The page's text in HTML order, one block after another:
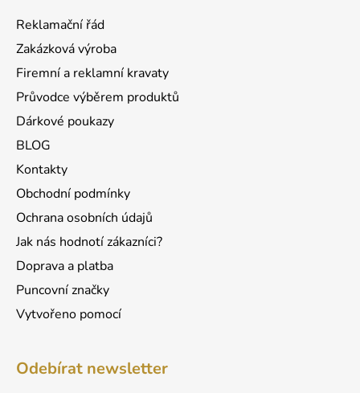
Reklamační řád
Zakázková výroba
Firemní a reklamní kravaty
Průvodce výběrem produktů
Dárkové poukazy
BLOG
Kontakty
Obchodní podmínky
Ochrana osobních údajů
Jak nás hodnotí zákazníci?
Doprava a platba
Puncovní značky
Vytvořeno pomocí
Odebírat newsletter